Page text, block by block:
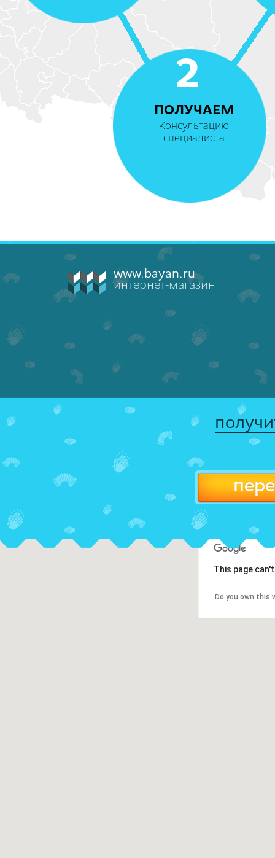
2
ПОЛУЧАЕМ
Консультацию
специалиста
www.bayan.ru
интернет-магазин
This page
Do you own this